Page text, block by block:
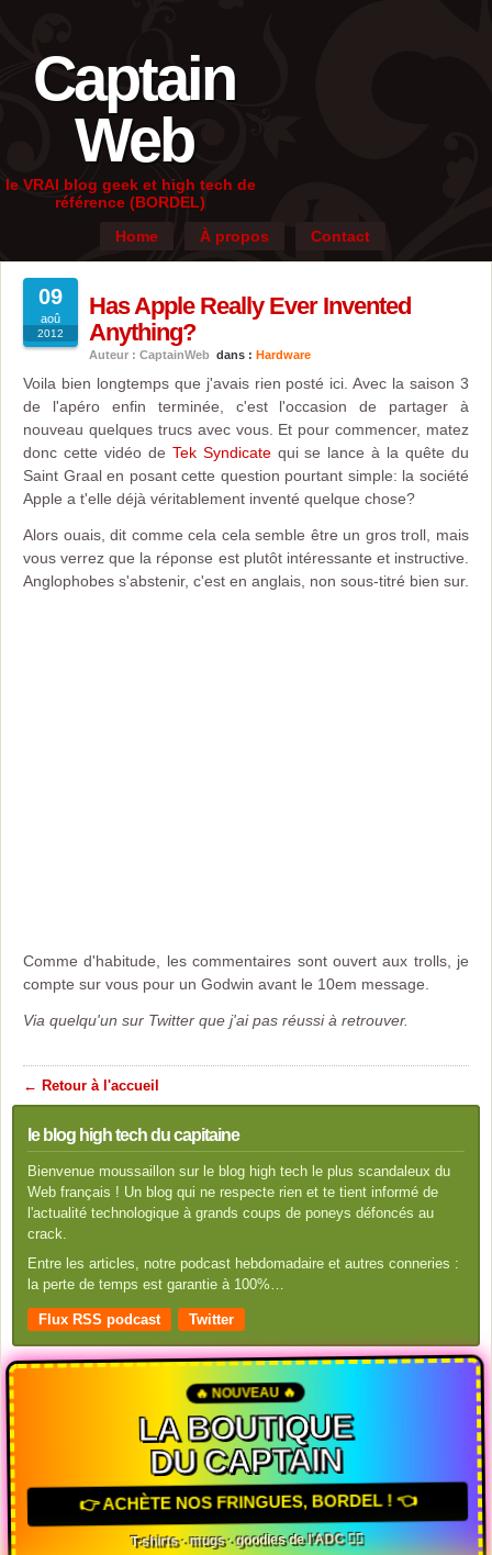
Captain
Web
le VRAI blog geek et high tech de
référence (BORDEL)
Home
À propos Contact
09
aoû
2012
Has Apple Really Ever Invented
Anything?
Auteur : CaptainWeb dans : Hardware
Voila bien longtemps que j'avais rien posté ici. Avec la saison 3
de l'apéro enfin terminée, c'est l'occasion de partager à
nouveau quelques trucs avec vous. Et pour commencer, matez
donc cette vidéo de Tek Syndicatequi se lance à la quête du
Saint Graal en posant cette question pourtant simple: la société
Apple a t'elle déjà véritablement inventé quelque chose?
Alors ouais, dit comme cela cela semble être un gros troll, mais
vous verrez que la réponse est plutôt intéressante et instructive.
Anglophobes s'abstenir, c'est en anglais, non sous-titré bien sur.
Comme d'habitude, les commentaires sont ouvert aux trolls, je
compte sur vous pour un Godwin avant le 10em message.
Via quelqu'un sur Twitter que j'ai pas réussi à retrouver.
← Retour à l'accueil
le blog high tech du capitaine
Bienvenue moussaillon sur le blog high tech le plus scandaleux du
Web français ! Un blog qui ne respecte rien et te tient informé de
l'actualité technologique à grands coups de poneys défoncés au
crack.
Entre les articles, notre podcast hebdomadaire et autres conneries :
la perte de temps est garantie à 100%…
Flux RSS podcast Twitter
🔥 NOUVEAU 🔥
LA BOUTIQUE
DU CAPTAIN
👉 ACHÈTE NOS FRINGUES, BORDEL ! 👈
T-shirts · mugs · goodies de l'ADC 🏴‍☠️